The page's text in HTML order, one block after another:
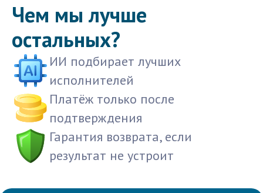
Чем мы лучше
остальных?
ИИ подбирает лучших
исполнителей
Платёж только после
подтверждения
Гарантия возврата, если
результат не устроит